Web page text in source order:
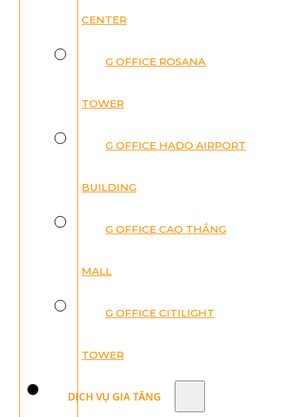
CENTER
G OFFICE ROSANA
TOWER
G OFFICE HADO AIRPORT
BUILDING
G OFFICE CAO THẮNG
MALL
G OFFICE CITILIGHT
TOWER
DỊCH VỤ GIA TĂNG